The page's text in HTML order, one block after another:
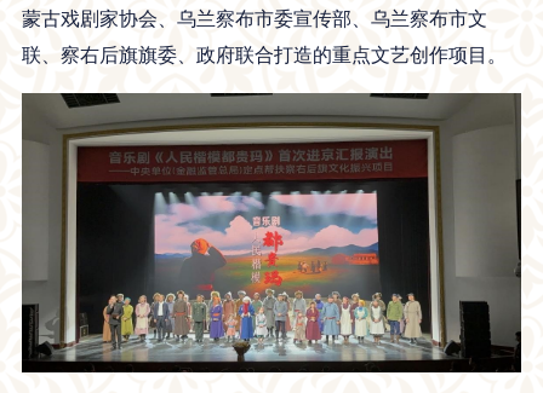
蒙古戏剧家协会、乌兰察布市委宣传部、乌兰察布市文
联、察右后旗旗委、政府联合打造的重点文艺创作项目。